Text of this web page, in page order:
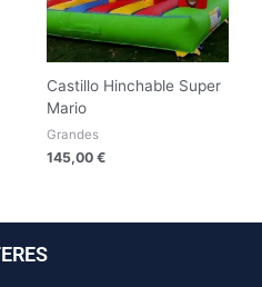
Castillo Hinchable Super
Mario
Grandes
145,00 €